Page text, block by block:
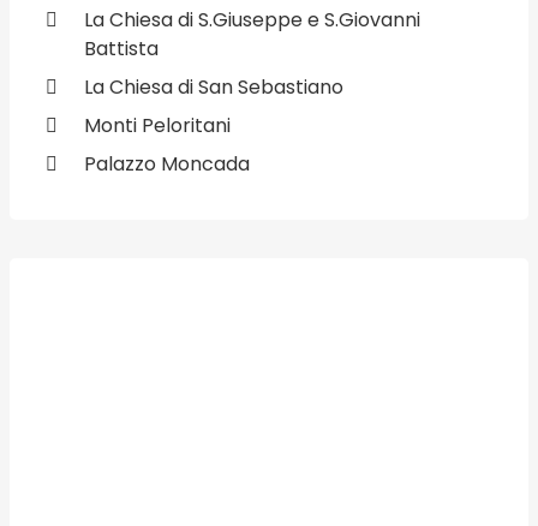
La Chiesa di S.Giuseppe e S.Giovanni
Battista
La Chiesa di San Sebastiano
Monti Peloritani
Palazzo Moncada